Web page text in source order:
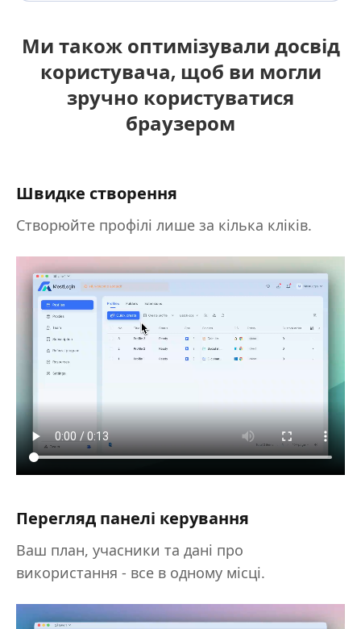
Ми також оптимізували досвід
користувача, щоб ви могли
зручно користуватися
браузером
Швидке створення
Створюйте профілі лише за кілька кліків.
Перегляд панелі керування
Ваш план, учасники та дані про
використання - все в одному місці.